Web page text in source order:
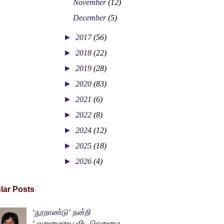
November(12)
December(5)
► 2017(56)
► 2018 (22)
► 2019 (28)
► 2020 (83)
► 2021 (6)
► 2022 (8)
► 2024 (12)
► 2025 (18)
► 2026 (4)
Posts
‘நூறாண்டு’ நன்றி